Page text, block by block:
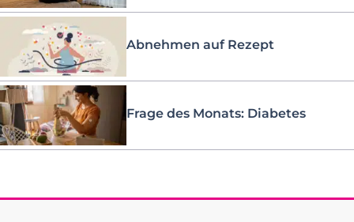
Abnehmen auf Rezept
Frage des Monats: Diabetes